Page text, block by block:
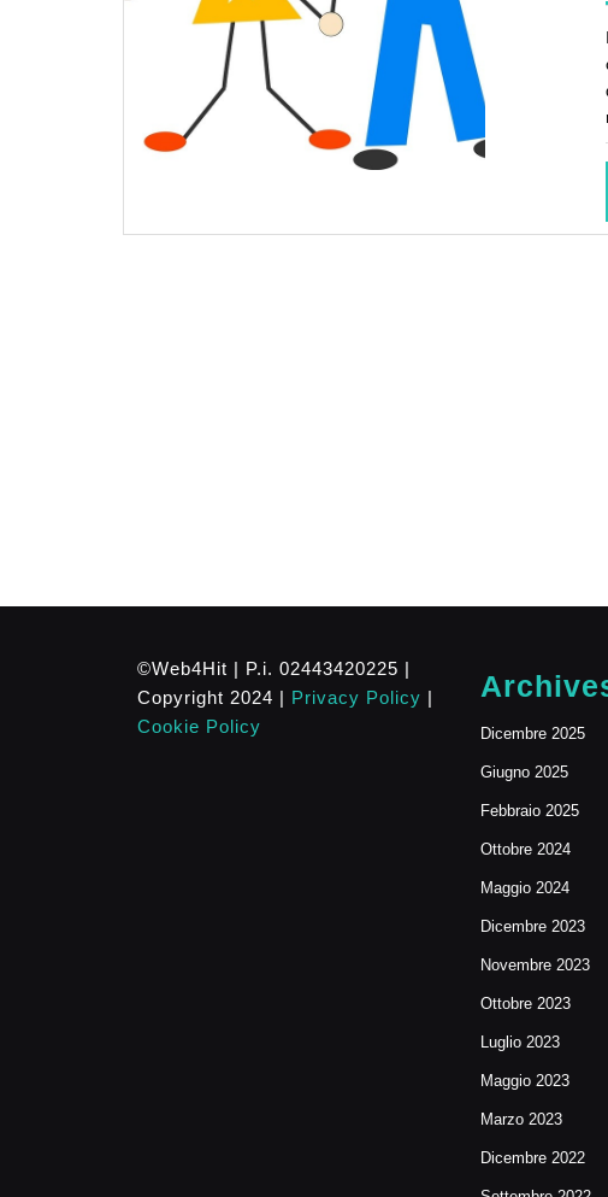
©Web4Hit | P.i. 02443420225 |
Copyright 2024 | Privacy Policy |
Cookie Policy
Dicembre 2025
Giugno 2025
Febbraio 2025
Ottobre 2024
Maggio 2024
Dicembre 2023
Novembre 2023
Ottobre 2023
Luglio 2023
Maggio 2023
Marzo 2023
Dicembre 2022